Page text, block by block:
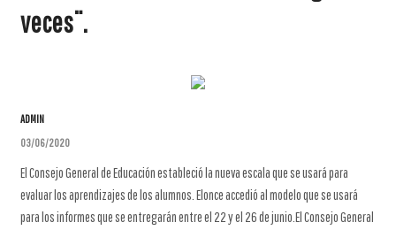
veces¨.
ADMIN
03/06/2020
El Consejo General de Educación estableció la nueva escala que se usará para
evaluar los aprendizajes de los alumnos. Elonce accedió al modelo que se usará
para los informes que se entregarán entre el 22 y el 26 de junio. El Consejo General